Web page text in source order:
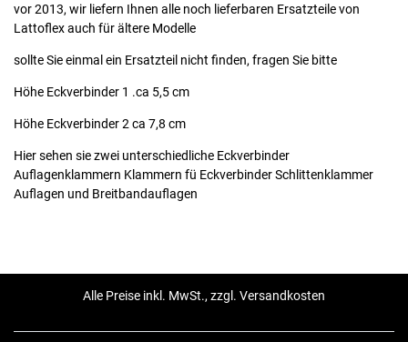
vor 2013, wir liefern Ihnen alle noch lieferbaren Ersatzteile von
Lattoflex auch für ältere Modelle
sollte Sie einmal ein Ersatzteil nicht finden, fragen Sie bitte
Höhe Eckverbinder 1 .ca 5,5 cm
Höhe Eckverbinder 2 ca 7,8 cm
Hier sehen sie zwei unterschiedliche Eckverbinder
Auflagenklammern Klammern fü Eckverbinder Schlittenklammer
Auflagen und Breitbandauflagen
Alle Preise inkl. MwSt., zzgl. Versandkosten